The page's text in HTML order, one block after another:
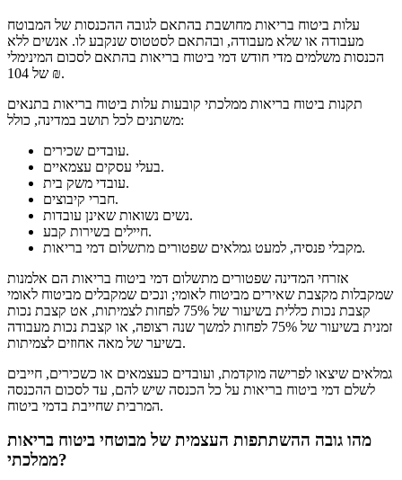
עלות ביטוח בריאות מחושבת בהתאם לגובה ההכנסות של המבוטח
מעבודה או שלא מעבודה, ובהתאם לסטטוס שנקבע לו. אנשים ללא
הכנסות משלמים מדי חודש דמי ביטוח בריאות בהתאם לסכום המינימלי
של 104 ₪.
תקנות ביטוח בריאות ממלכתי קובעות עלות ביטוח בריאות בתנאים
משתנים לכל תושב במדינה, כולל:
עובדים שכירים.
בעלי עסקים עצמאיים.
עובדי משק בית.
חברי קיבוצים.
נשים נשואות שאינן עובדות.
חיילים בשירות קבע.
מקבלי פנסיה, למעט גמלאים שפטורים מתשלום דמי בריאות.
אזרחי המדינה שפטורים מתשלום דמי ביטוח בריאות הם אלמנות
שמקבלות מקצבת שאירים מביטוח לאומי; ונכים שמקבלים מביטוח לאומי
קצבת נכות כללית בשיעור של 75% לפחות לצמיתות, אט קצבת נכות
זמנית בשיעור של 75% לפחות למשך שנה רצופה, או קצבת נכות מעבודה
בשיער של מאה אחוזים לצמיתות.
גמלאים שיצאו לפרישה מוקדמת, ועובדים כעצמאים או כשכירים, חייבים
לשלם דמי ביטוח בריאות על כל הכנסה שיש להם, עד לסכום ההכנסה
המרבית שחייבת בדמי ביטוח.
מהו גובה ההשתתפות העצמית של מבוטחי ביטוח בריאות
ממלכתי?